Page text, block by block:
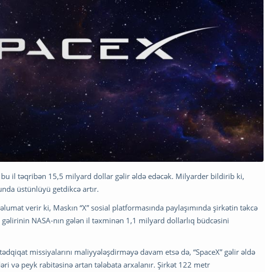
bu il təqribən 15,5 milyard dollar gəlir əldə edəcək. Milyarder bildirib ki,
üstünlüyü getdikcə artır.
verir ki, Maskın “X” sosial platformasında paylaşımında şirkətin təkcə
NASA-nın gələn il təxminən 1,1 milyard dollarlıq büdcəsini
missiyalarını maliyyələşdirməyə davam etsə də, “SpaceX” gəlir əldə
və peyk rabitəsinə artan tələbata arxalanır. Şirkət 122 metr